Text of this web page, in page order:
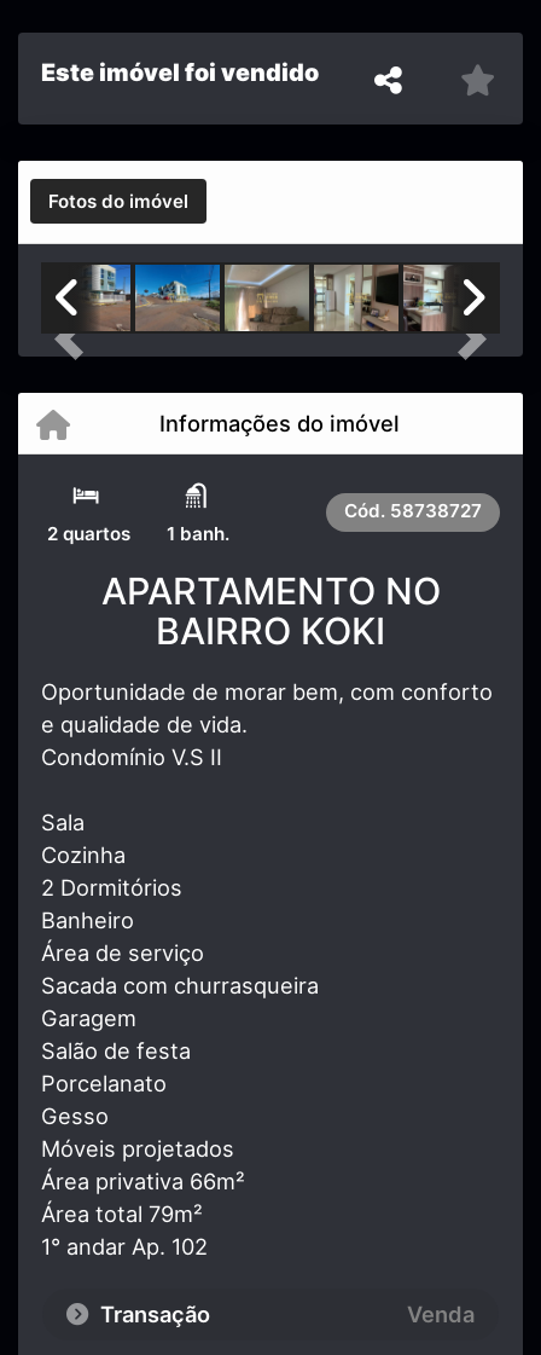
Este imóvel foi vendido
Fotos do imóvel
Previous Next
Informações do imóvel
2 quartos 1 banh.
Cód. 58738727
APARTAMENTO NO
BAIRRO KOKI
Oportunidade de morar bem, com conforto
e qualidade de vida.
Condomínio V.S II
Sala
Cozinha
2 Dormitórios
Banheiro
Área de serviço
Sacada com churrasqueira
Garagem
Salão de festa
Porcelanato
Gesso
Móveis projetados
Área privativa 66m²
Área total 79m²
1° andar Ap. 102
Transação
Venda